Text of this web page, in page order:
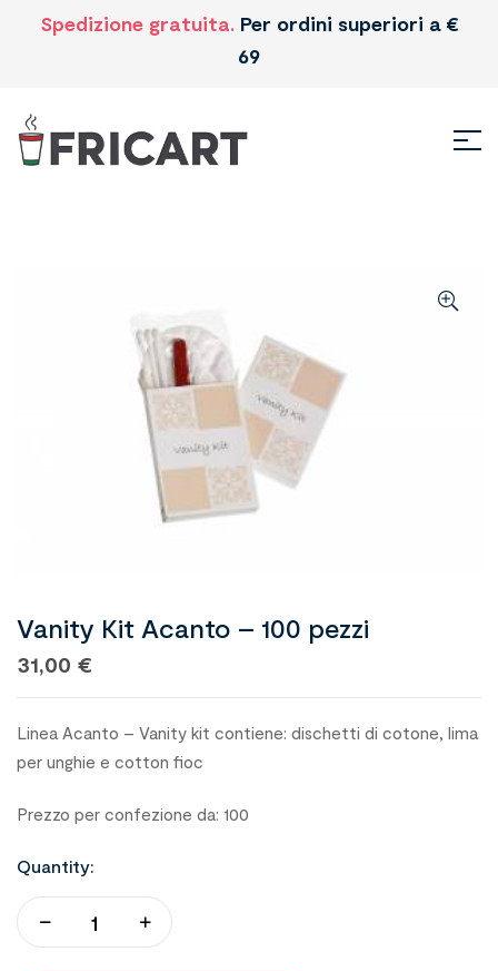
Spedizione gratuita. Per ordini superiori a €
69
Vanity Kit Acanto – 100 pezzi
31,00 €
Linea Acanto – Vanity kit contiene: dischetti di cotone, lima
per unghie e cotton fioc
Prezzo per confezione da: 100
Quantity: